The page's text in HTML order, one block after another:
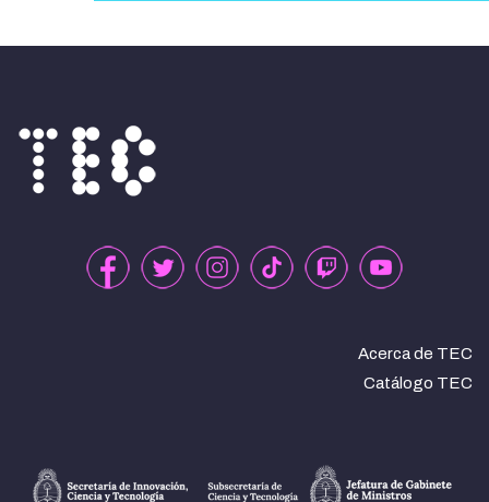
Acerca de TEC
Catálogo TEC